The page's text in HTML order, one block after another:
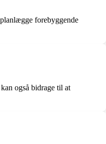
forebyggende
også bidrage til at